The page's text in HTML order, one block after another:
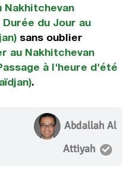
Nakhitchevan
Durée du Jour au
sans oublier
au Nakhitchevan
à l'heure d'été
.
Abdallah Al
Attiyah